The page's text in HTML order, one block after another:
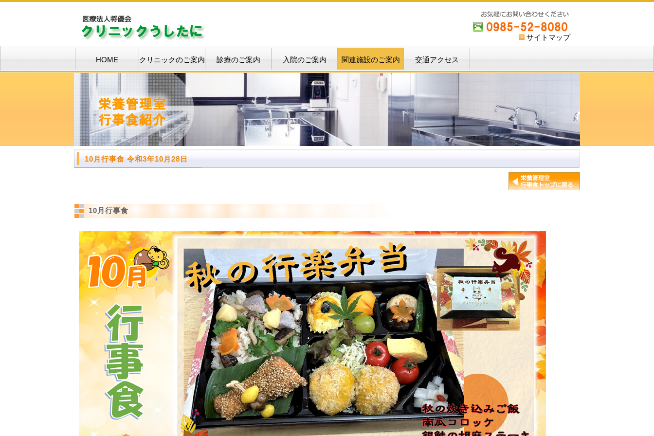
サイトマップ
HOME クリニックのご案内 診療のご案内 入院のご案内 関連施設のご案内 交通アクセス
10月行事食 令和3年10月28日
10月行事食